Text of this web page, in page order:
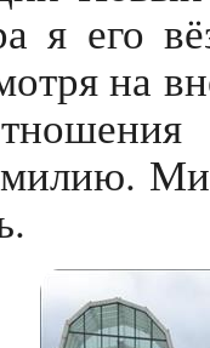
я его
на